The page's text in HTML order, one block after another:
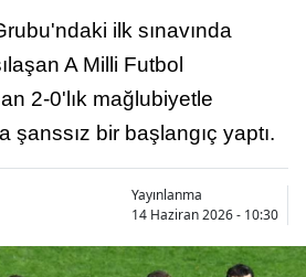
ilk sınavında
A Milli Futbol
2-0'lık mağlubiyetle
şanssız bir başlangıç yaptı.
Yayınlanma
14 Haziran 2026 - 10:30